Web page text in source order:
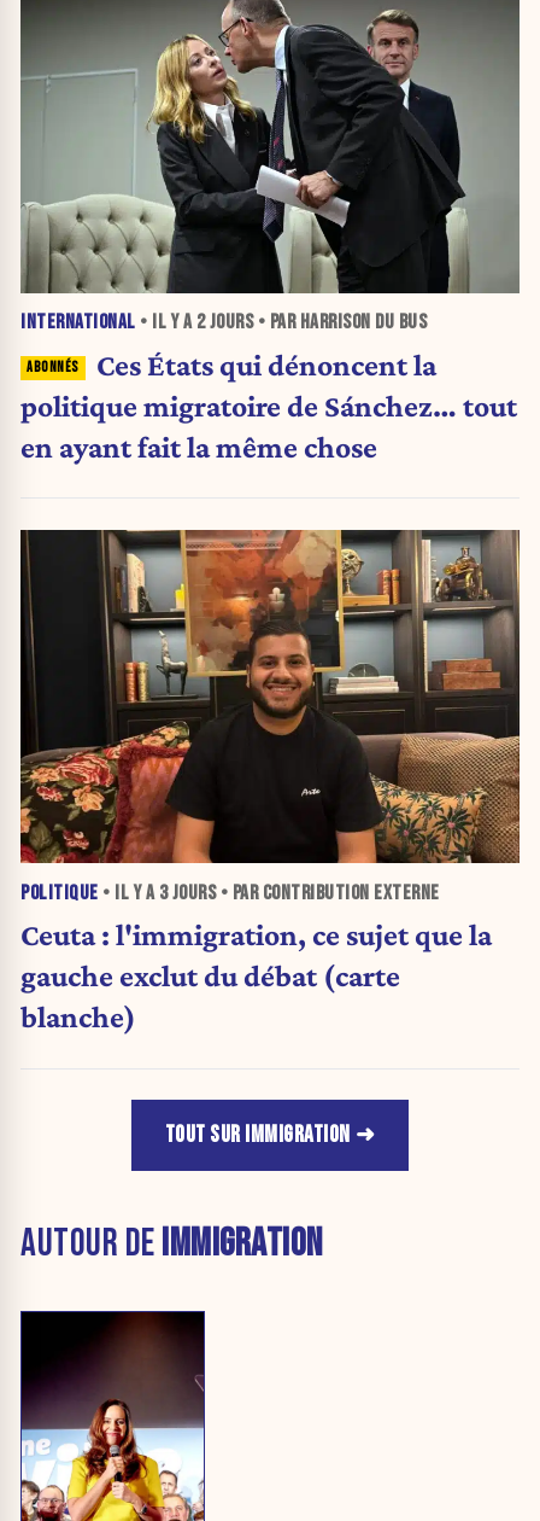
INTERNATIONAL • IL Y A 2 JOURS• PAR HARRISON DU BUS
Ces États qui dénoncent la
politique migratoire de Sánchez… tout
en ayant fait la même chose
POLITIQUE • IL Y A 3 JOURS• PAR CONTRIBUTION EXTERNE
Ceuta : l'immigration, ce sujet que la
gauche exclut du débat (carte
blanche)
TOUT SUR IMMIGRATION
AUTOUR DEIMMIGRATION